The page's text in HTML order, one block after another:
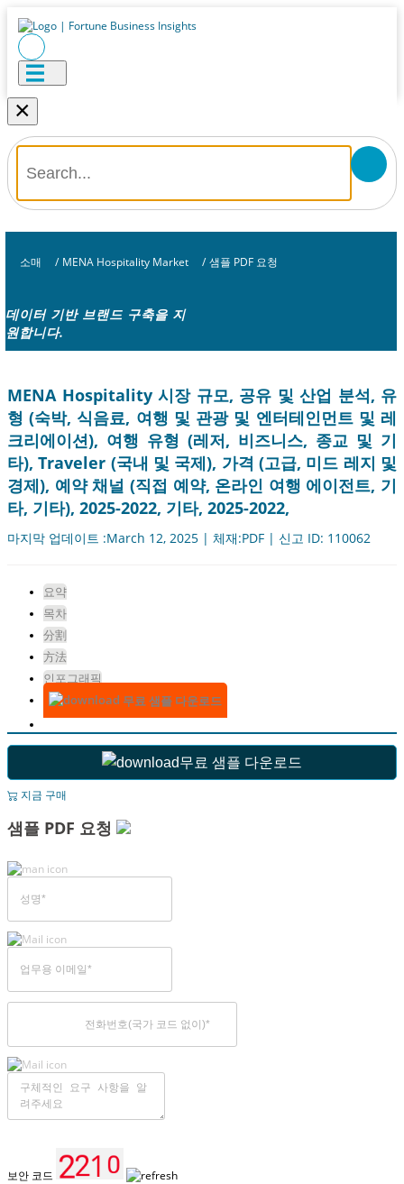
×
소매 / MENA Hospitality Market / 샘플 PDF 요청
데이터 기반 브랜드 구축을 지
원합니다.
MENA Hospitality 시장 규모, 공유 및 산업 분석, 유
형 (숙박, 식음료, 여행 및 관광 및 엔터테인먼트 및 레
크리에이션), 여행 유형 (레저, 비즈니스, 종교 및 기
타), Traveler (국내 및 국제), 가격 (고급, 미드 레지 및
경제), 예약 채널 (직접 예약, 온라인 여행 에이전트, 기
타, 기타), 2025-2022, 기타, 2025-2022,
마지막 업데이트 :March 12, 2025 | 체재:PDF | 신고 ID: 110062
요약
목차
分割
方法
인포그래픽
무료 샘플 다운로드
무료 샘플 다운로드
지금 구매
샘플 PDF 요청
보안 코드